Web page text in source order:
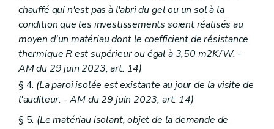
chauffé qui n'est pas à l'abri du gel ou un sol à la
condition que les investissements soient réalisés au
moyen d'un matériau dont le coefficient de résistance
thermique R est supérieur ou égal à 3,50 m2K/W. -
AM du 29 juin 2023, art. 14)
§ 4. (La paroi isolée est existante au jour de la visite de
l'auditeur. - AM du 29 juin 2023, art. 14)
§ 5. (Le matériau isolant, objet de la demande de